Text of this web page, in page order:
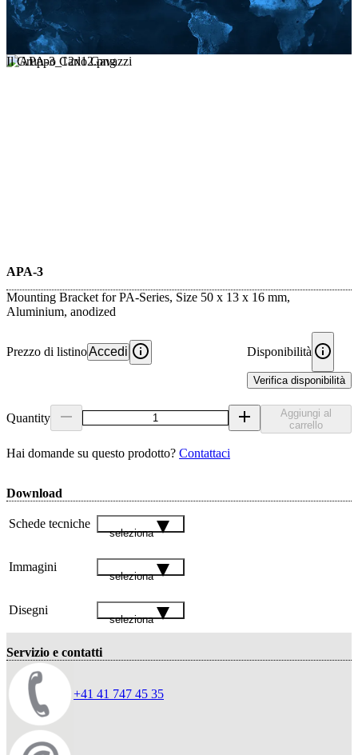
Il Gruppo Carlo Gavazzi
APA-3
Mounting Bracket for PA-Series, Size 50 x 13 x 16 mm,
Aluminium, anodized
Prezzo di listinoAccedi Disponibilità
Verifica disponibilità
Quantity
Aggiungi al
carrello
Hai domande su questo prodotto? Contattaci
Download
Schede tecniche
seleziona
Immagini
seleziona
Disegni
seleziona
Servizio e contatti
+41 41 747 45 35